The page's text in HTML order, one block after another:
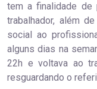
tem a finalidade de
trabalhador, além
social ao
alguns dias na
22h e voltava ao
resguardando o